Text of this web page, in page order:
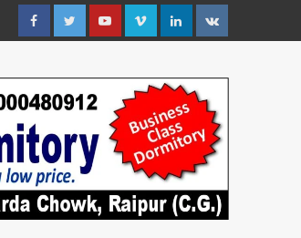
FacebookTwitterYoutubeVimeoLinkedin
VK